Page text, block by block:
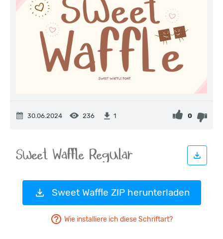
30.06.2024 236 1 0
Sweet Waffle ZIP herunterladen
Wie installiere ich diese Schriftart?